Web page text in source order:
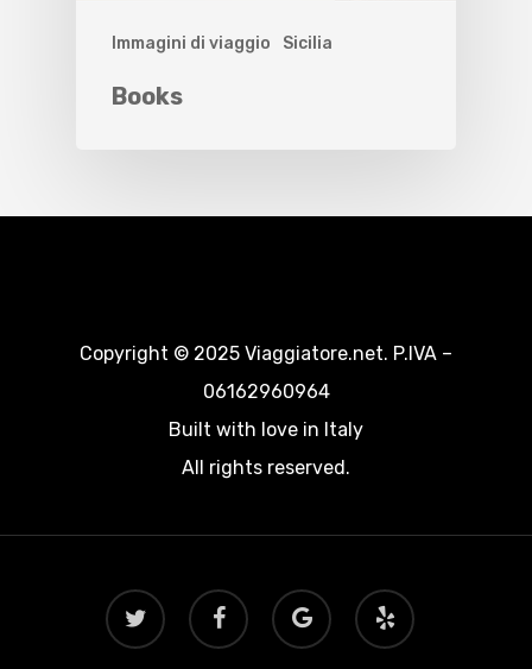
Immagini di viaggio Sicilia
Books
Copyright © 2025 Viaggiatore.net. P.IVA –
06162960964
Built with love in Italy
All rights reserved.
twitter facebook
google-
plus
yelp